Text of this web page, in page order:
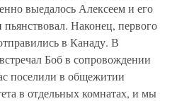
выедалось Алексеем и его
Наконец, первого
в Канаду. В
Боб в сопровождении
поселили в общежитии
в отдельных комнатах, и мы